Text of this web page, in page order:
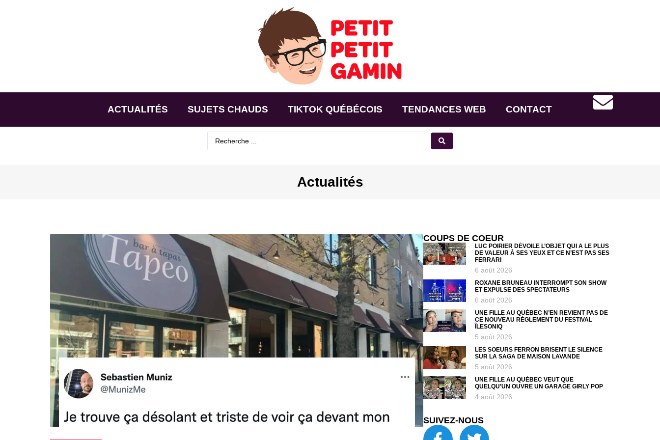
ACTUALITÉS SUJETS CHAUDS TIKTOK QUÉBÉCOIS TENDANCES WEB CONTACT
Actualités
COUPS DE COEUR
LUC POIRIER DÉVOILE L’OBJET QUI A LE PLUS
DE VALEUR À SES YEUX ET CE N’EST PAS SES
FERRARI
6 août 2026
ROXANE BRUNEAU INTERROMPT SON SHOW
ET EXPULSE DES SPECTATEURS
6 août 2026
UNE FILLE AU QUÉBEC N’EN REVIENT PAS DE
CE NOUVEAU RÈGLEMENT DU FESTIVAL
ÎLESONIQ
5 août 2026
LES SOEURS FERRON BRISENT LE SILENCE
SUR LA SAGA DE MAISON LAVANDE
5 août 2026
UNE FILLE AU QUÉBEC VEUT QUE
QUELQU’UN OUVRE UN GARAGE GIRLY POP
4 août 2026
SUIVEZ-NOUS